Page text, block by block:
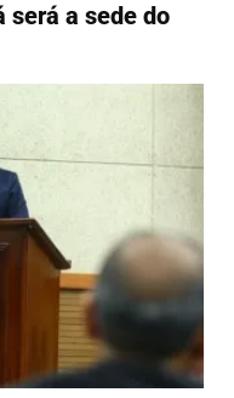
será a sede do